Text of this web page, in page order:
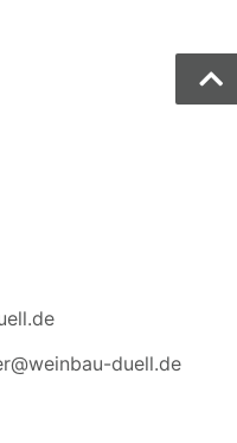
duell.de